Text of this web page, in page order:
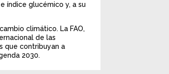
índice glucémico y, a su
climático. La FAO,
de las
que contribuyan a
2030.